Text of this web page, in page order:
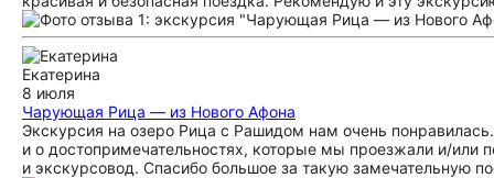
Екатерина
8 июля
Чарующая Рица — из Нового Афона
Экскурсия на озеро Рица с Рашидом нам очень
и о достопримечательностях, которые мы проезжали и/или
и экскурсовод. Спасибо большое за такую замечательную